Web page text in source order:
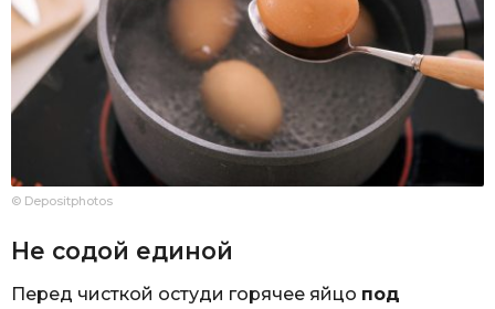
© Depositphotos
Не содой единой
Перед чисткой остуди горячее яйцо под